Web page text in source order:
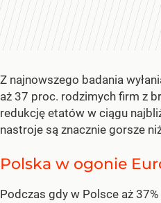
Z najnowszego badania
aż 37 proc. rodzimych firm z
redukcję etatów w ciągu
nastroje są znacznie gorsze
Polska w ogonie
Podczas gdy w Polsce aż